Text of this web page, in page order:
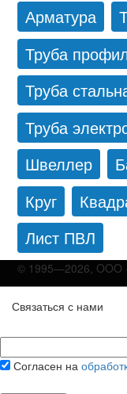
Арматура
Труба
Труба
Труба
Швеллер
Круг
Лист ПВЛ
© 1995—2026, OOO
Связаться с нами
Согласен на